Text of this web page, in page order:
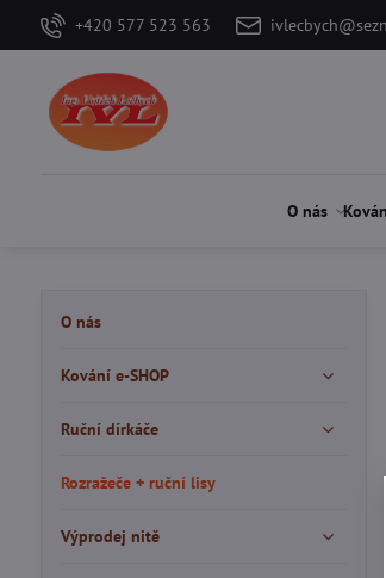
+420 577 523 563
O nás
O nás
Kování e-SHOP
Ruční dírkáče
Rozražeče + ruční lisy
Výprodej nitě